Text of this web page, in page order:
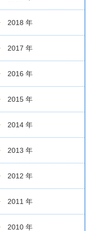
2018 年
2017 年
2016 年
2015 年
2014 年
2013 年
2012 年
2011 年
2010 年